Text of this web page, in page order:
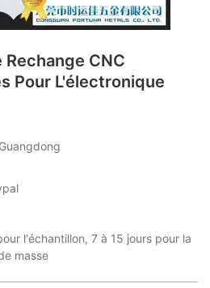
CNC
Pour L'électronique
l'échantillon, 7 à 15 jours pour la
masse